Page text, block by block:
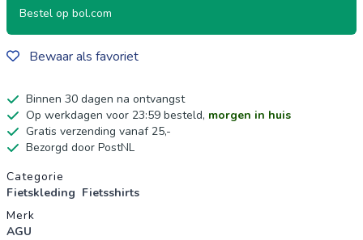
Bestel op bol.com
Bewaar als favoriet
Binnen 30 dagen na ontvangst
Op werkdagen voor 23:59 besteld, morgen in huis
Gratis verzending vanaf 25,-
Bezorgd door PostNL
Productgegevens
Categorie
Fietskleding Fietsshirts
Merk
AGU